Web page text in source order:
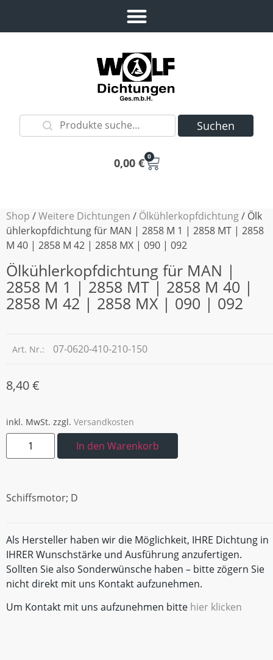
Suchen
0,00 € 0
Shop /Weitere Dichtungen / Ölkühlerkopfdichtung/ Ölk
ühlerkopfdichtung für MAN | 2858 M 1 | 2858 MT | 2858
M 40 | 2858 M 42 | 2858 MX | 090 | 092
Ölkühlerkopfdichtung für MAN |
2858 M 1 | 2858 MT | 2858 M 40 |
2858 M 42 | 2858 MX | 090 | 092
Art. Nr.: 07-0620-410-210-150
8,40€
inkl. MwSt. zzgl. Versandkosten
In den Warenkorb
Schiffsmotor; D
Als Hersteller haben wir die Möglichkeit, IHRE Dichtung in
IHRER Wunschstärke und Ausführung anzufertigen.
Sollten Sie also Sonderwünsche haben – bitte zögern Sie
nicht direkt mit uns Kontakt aufzunehmen.
Um Kontakt mit uns aufzunehmen bitte hier klicken